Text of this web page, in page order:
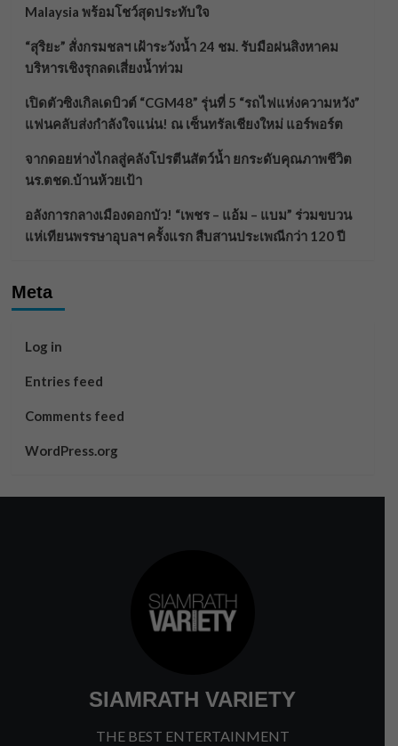
Malaysia พร้อมโชว์สุดประทับใจ
“สุริยะ” สั่งกรมชลฯ เฝ้าระวังน้ำ 24 ชม. รับมือฝนสิงหาคม
บริหารเชิงรุกลดเสี่ยงน้ำท่วม
เปิดตัวซิงเกิลเดบิวต์ “CGM48” รุ่นที่ 5 “รถไฟแห่งความหวัง”
แฟนคลับส่งกำลังใจแน่น! ณ เซ็นทรัลเชียงใหม่ แอร์พอร์ต
จากดอยห่างไกลสู่คลังโปรตีนสัตว์น้ำ ยกระดับคุณภาพชีวิต
นร.ตชด.บ้านห้วยเป้า
อลังการกลางเมืองดอกบัว! “เพชร – แอ้ม – แบม” ร่วมขบวน
แห่เทียนพรรษาอุบลฯ ครั้งแรก สืบสานประเพณีกว่า 120 ปี
Meta
Log in
Entries feed
Comments feed
WordPress.org
SIAMRATH VARIETY
THE BEST ENTERTAINMENT